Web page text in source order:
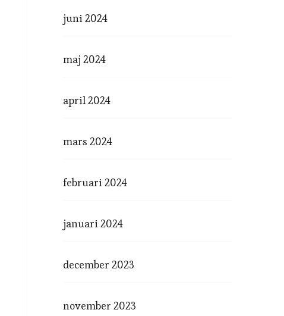
juni 2024
maj 2024
april 2024
mars 2024
februari 2024
januari 2024
december 2023
november 2023